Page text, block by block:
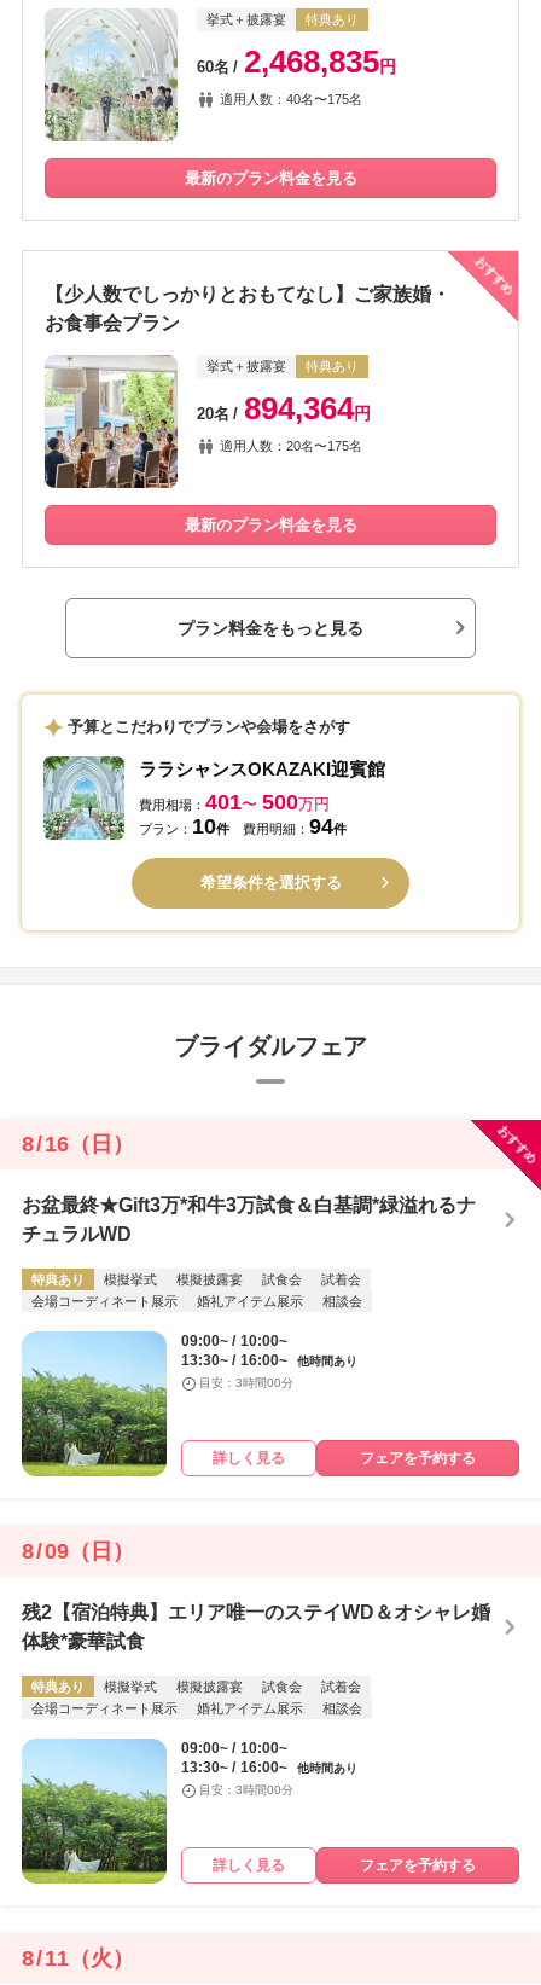
挙式＋披露宴 特典あり
60名 2,468,835円
適用人数：40名〜175名
最新のプラン料金を見る
おすすめ
【少人数でしっかりとおもてなし】ご家族婚・
お食事会プラン
挙式＋披露宴 特典あり
20名 894,364円
適用人数：20名〜175名
最新のプラン料金を見る
プラン料金をもっと見る
予算とこだわりでプランや会場をさがす
ララシャンスOKAZAKI迎賓館
費用相場： 401〜 500万円
プラン： 10件 費用明細： 94件
希望条件を選択する
ブライダルフェア
おすすめ
8/16 （日）
お盆最終★Gift3万*和牛3万試食＆白基調*緑溢れるナ
チュラルWD
特典あり 模擬挙式 模擬披露宴 試食会
試着会
会場コーディネート展示
婚礼アイテム展示 相談会
09:00~
10:00~
13:30~
16:00~
他時間あり
目安：3時間00分
詳しく見る フェアを予約する
8/09 （日）
残2【宿泊特典】エリア唯一のステイWD＆オシャレ婚
体験*豪華試食
特典あり 模擬挙式 模擬披露宴 試食会
試着会
会場コーディネート展示
婚礼アイテム展示 相談会
09:00~
10:00~
13:30~
16:00~
他時間あり
目安：3時間00分
詳しく見る フェアを予約する
8/11 （火）